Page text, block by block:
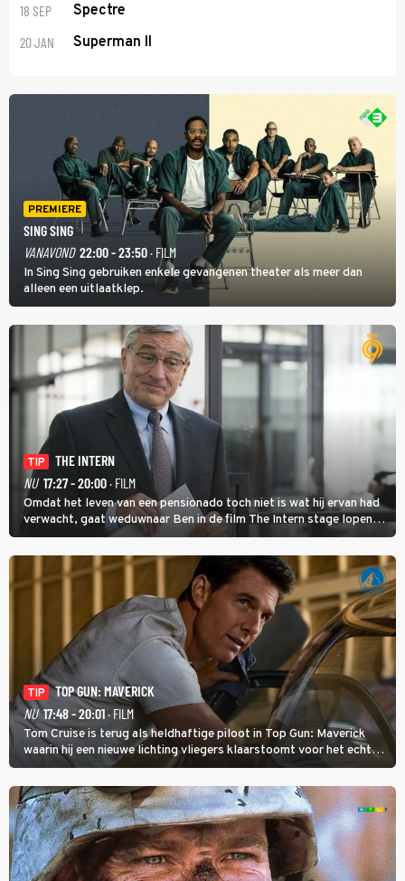
18 SEP Spectre
20 JAN Superman II
PREMIERE
SING SING
VANAVOND 22:00 - 23:50· FILM
In Sing Sing gebruiken enkele gevangenen theater als meer dan
alleen een uitlaatklep.
TIP
THE INTERN
NU 17:27 - 20:00· FILM
Omdat het leven van een pensionado toch niet is wat hij ervan had
verwacht, gaat weduwnaar Ben in de film The Intern stage lopen
bij de hippe webwinkel van Jules, wat een gouden zet blijkt te zijn.
TIP
TOP GUN: MAVERICK
NU 17:48 - 20:01· FILM
Tom Cruise is terug als heldhaftige piloot in Top Gun: Maverick
waarin hij een nieuwe lichting vliegers klaarstoomt voor het echte
werk.